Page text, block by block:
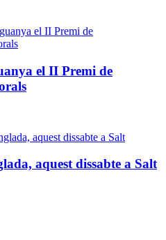
el II Premi de
aquest dissabte a Salt